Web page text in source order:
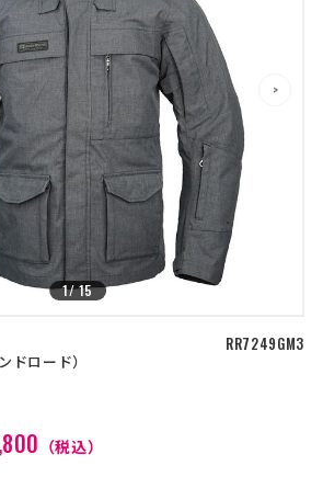
店舗を探す
採用情報
古物営業法に基づく表示/保険勧誘
方針
商品レビュー利用規約
返金ポリシー
対する方
1/15
>
ドロード
RR7249GM3
（税込）